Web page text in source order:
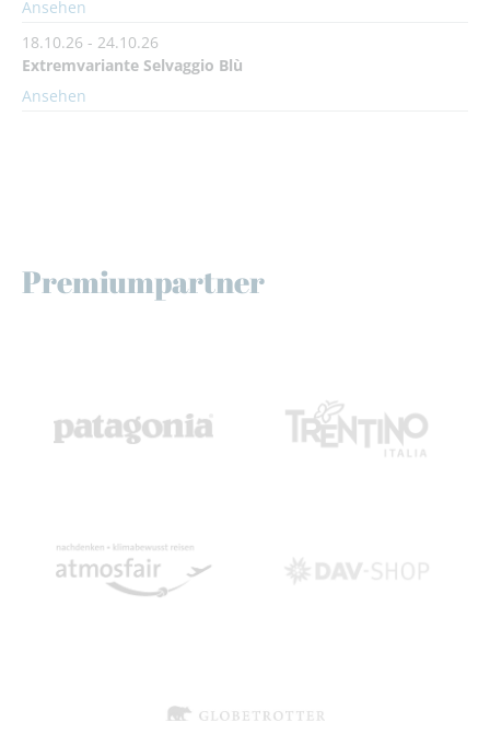
Ansehen
18.10.26 - 24.10.26
Extremvariante Selvaggio Blù
Ansehen
Premiumpartner